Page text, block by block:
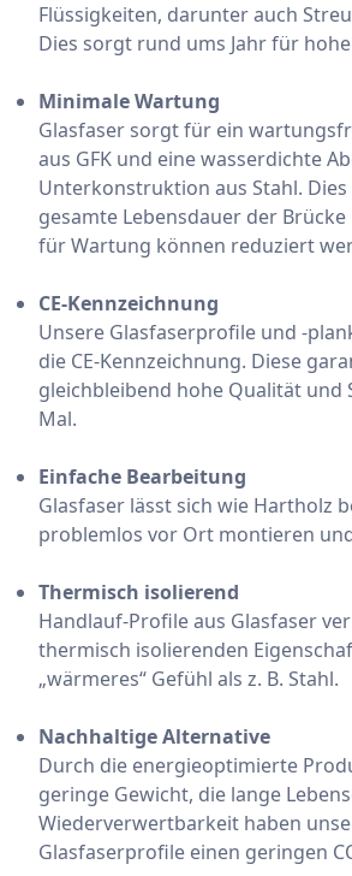
Flüssigkeiten, darunter auch
Dies sorgt rund ums Jahr für
Minimale Wartung
Glasfaser sorgt für ein
aus GFK und eine wasserdichte
Unterkonstruktion aus Stahl.
gesamte Lebensdauer der
für Wartung können reduziert
CE-Kennzeichnung
Unsere Glasfaserprofile und -
die CE-Kennzeichnung. Diese
gleichbleibend hohe Qualität und
Mal.
Einfache Bearbeitung
Glasfaser lässt sich wie Hartholz
problemlos vor Ort montieren
Thermisch isolierend
Handlauf-Profile aus Glasfaser
thermisch isolierenden
„wärmeres“ Gefühl als z. B. Stahl.
Nachhaltige Alternative
Durch die energieoptimierte
geringe Gewicht, die lange
Wiederverwertbarkeit haben
Glasfaserprofile einen geringen